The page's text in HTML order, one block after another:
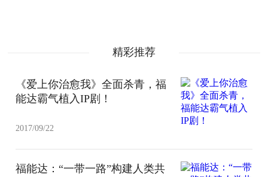
精彩推荐
《爱上你治愈我》全面杀青，福
能达霸气植入IP剧！
2017/09/22
福能达：“一带一路”构建人类共